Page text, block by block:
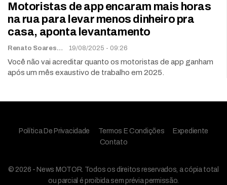
Motoristas de app encaram mais horas
na rua para levar menos dinheiro pra
casa, aponta levantamento
Renato Soares 19/08/2025 - 09:26
Você não vai acreditar quanto os motoristas de app ganham
após um mês exaustivo de trabalho em 2025.
Política De Privacidade Termos E Condições
Expediente
Contato
© 2026 - News MOTOR. Todos os direitos reservados, a cópia total
ou parcial é proibida sem prévia permissão.